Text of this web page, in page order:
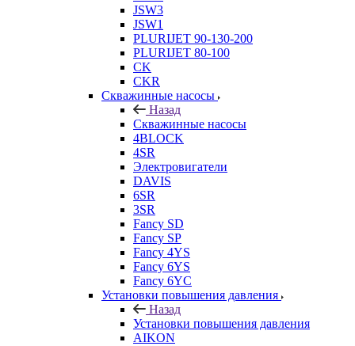
JSW3
JSW1
PLURIJET 90-130-200
PLURIJET 80-100
CK
CKR
Скважинные насосы
Назад
Скважинные насосы
4BLOCK
4SR
Электровигатели
DAVIS
6SR
3SR
Fancy SD
Fancy SP
Fancy 4YS
Fancy 6YS
Fancy 6YC
Установки повышения давления
Назад
Установки повышения давления
AIKON